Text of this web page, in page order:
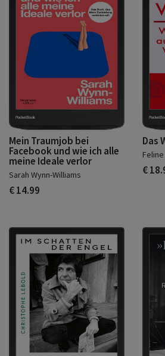
Mein Traumjob bei
Facebook und wie ich alle
meine Ideale verlor
Sarah Wynn-Williams
€ 14.99
Das
€